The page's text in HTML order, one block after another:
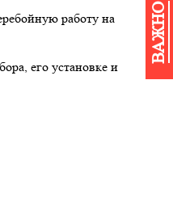
ВАЖНО
работу на
его установке и